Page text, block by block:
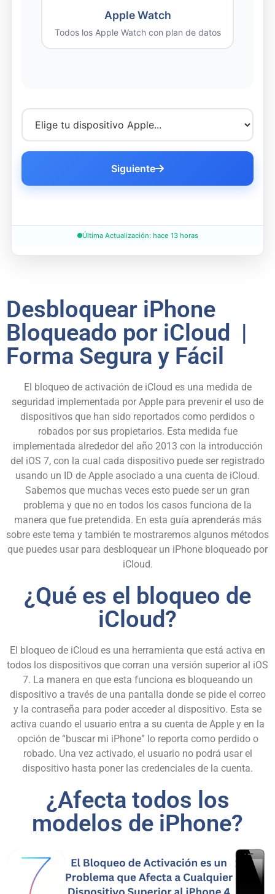
Apple Watch
Todos los Apple Watch con plan de datos
Siguiente
Última Actualización: hace 13 horas
Desbloquear iPhone
Bloqueado por iCloud |
Forma Segura y Fácil
El bloqueo de activación de iCloud es una medida de
seguridad implementada por Apple para prevenir el uso de
dispositivos que han sido reportados como perdidos o
robados por sus propietarios. Esta medida fue
implementada alrededor del año 2013 con la introducción
del iOS 7, con la cual cada dispositivo puede ser registrado
usando un ID de Apple asociado a una cuenta de iCloud.
Sabemos que muchas veces esto puede ser un gran
problema y que no en todos los casos funciona de la
manera que fue pretendida. En esta guía aprenderás más
sobre este tema y también te mostraremos algunos métodos
que puedes usar para desbloquear un iPhone bloqueado por
iCloud.
¿Qué es el bloqueo de
iCloud?
El bloqueo de iCloud es una herramienta que está activa en
todos los dispositivos que corran una versión superior al iOS
7. La manera en que esta funciona es bloqueando un
dispositivo a través de una pantalla donde se pide el correo
y la contraseña para poder acceder al dispositivo. Esta se
activa cuando el usuario entra a su cuenta de Apple y en la
opción de “buscar mi iPhone” lo reporta como perdido o
robado. Una vez activado, el usuario no podrá usar el
dispositivo hasta poner las credenciales de la cuenta.
¿Afecta todos los
modelos de iPhone?